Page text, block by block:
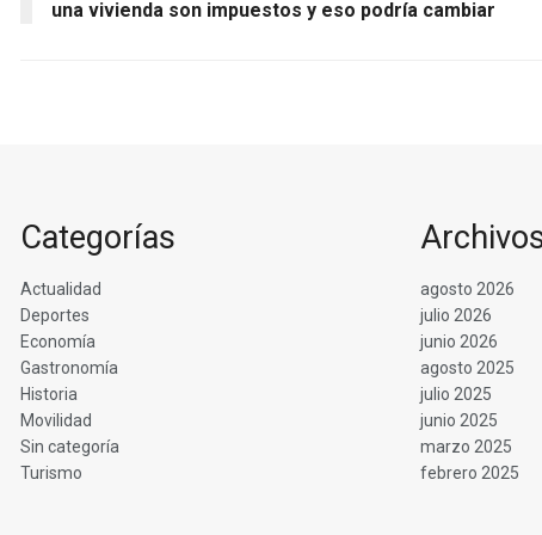
una vivienda son impuestos y eso podría cambiar
Categorías
Actualidad
Deportes
Economía
Gastronomía
Historia
Movilidad
Sin categoría
Turismo
agosto 2026
julio 2026
junio 2026
agosto 2025
julio 2025
junio 2025
marzo 2025
febrero 2025